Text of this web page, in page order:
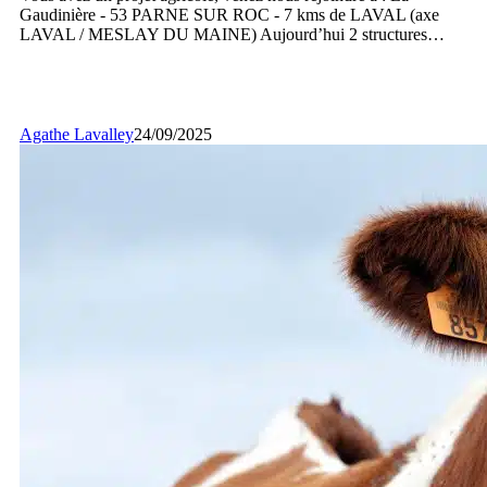
rejoindre
!
Gaudinière - 53 PARNE SUR ROC - 7 kms de LAVAL (axe
LAVAL / MESLAY DU MAINE) Aujourd’hui 2 structures…
Agathe Lavalley24/09/2025